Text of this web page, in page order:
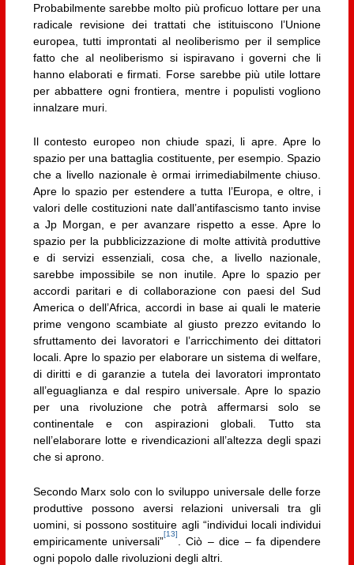
Probabilmente sarebbe molto più proficuo lottare per una
radicale revisione dei trattati che istituiscono l’Unione
europea, tutti improntati al neoliberismo per il semplice
fatto che al neoliberismo si ispiravano i governi che li
hanno elaborati e firmati. Forse sarebbe più utile lottare
per abbattere ogni frontiera, mentre i populisti vogliono
innalzare muri.
Il contesto europeo non chiude spazi, li apre. Apre lo
spazio per una battaglia costituente, per esempio. Spazio
che a livello nazionale è ormai irrimediabilmente chiuso.
Apre lo spazio per estendere a tutta l’Europa, e oltre, i
valori delle costituzioni nate dall’antifascismo tanto invise
a Jp Morgan, e per avanzare rispetto a esse. Apre lo
spazio per la pubblicizzazione di molte attività produttive
e di servizi essenziali, cosa che, a livello nazionale,
sarebbe impossibile se non inutile. Apre lo spazio per
accordi paritari e di collaborazione con paesi del Sud
America o dell’Africa, accordi in base ai quali le materie
prime vengono scambiate al giusto prezzo evitando lo
sfruttamento dei lavoratori e l’arricchimento dei dittatori
locali. Apre lo spazio per elaborare un sistema di welfare,
di diritti e di garanzie a tutela dei lavoratori improntato
all’eguaglianza e dal respiro universale. Apre lo spazio
per una rivoluzione che potrà affermarsi solo se
continentale e con aspirazioni globali. Tutto sta
nell’elaborare lotte e rivendicazioni all’altezza degli spazi
che si aprono.
Secondo Marx solo con lo sviluppo universale delle forze
produttive possono aversi relazioni universali tra gli
uomini, si possono sostituire agli “individui locali individui
empiricamente universali”
[13]
. Ciò – dice – fa dipendere
ogni popolo dalle rivoluzioni degli altri.